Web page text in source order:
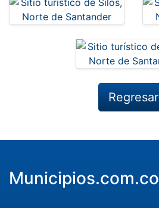
Regresar
Municipios.com.co